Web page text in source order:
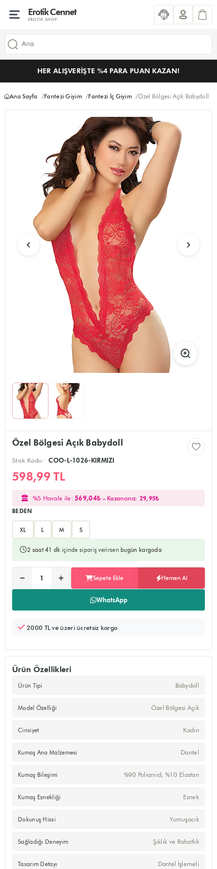
Erotik Cennet
EROTIK SHOP
HER ALIŞVERIŞTE %4 PARA PUAN KAZAN!
Ana Sayfa Fantezi Giyim Fantezi İç Giyim Özel Bölgesi Açık Babydoll
Özel Bölgesi Açık Babydoll
Stok Kodu: COO-L-1026-KIRMIZI
598,99 TL
%5 Havale ile:569,04₺ – Kazancınız: 29,95₺
BEDEN
XL L M S
2 saat 41 dk içinde sipariş verirsen bugün kargoda
Adet:
− + Sepete Ekle Hemen Al
WhatsApp
Ürünü sepete ekler, alışverişe devam edebilirsiniz
Doğrudan ödeme sayfasına yönlendirir
2000 TL ve üzeri ücretsiz kargo
Ürün Özellikleri
Ürün Tipi Babydoll
Model Özelliği Özel Bölgesi Açık
Cinsiyet Kadın
Kumaş Ana Malzemesi Dantel
Kumaş Bileşimi %90 Poliamid, %10 Elastan
Kumaş Esnekliği Esnek
Dokunuş Hissi Yumuşacık
Sağladığı Deneyim Şıklık ve Rahatlık
Tasarım Detayı Dantel İşlemeli